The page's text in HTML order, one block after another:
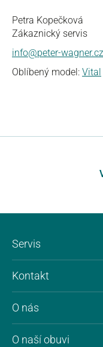
Petra Kopečková
Zákaznický servis
info@peter-wagner.cz
Oblíbený model: Vital
Servis
Kontakt
O nás
O naší obuvi